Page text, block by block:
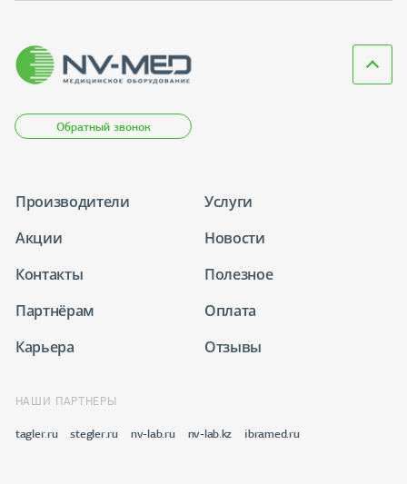
Обратный звонок
Производители
Услуги
Акции
Новости
Контакты
Полезное
Партнёрам
Оплата
Карьера
Отзывы
НАШИ ПАРТНЕРЫ
tagler.ru stegler.ru nv-lab.ru nv-lab.kz ibramed.ru